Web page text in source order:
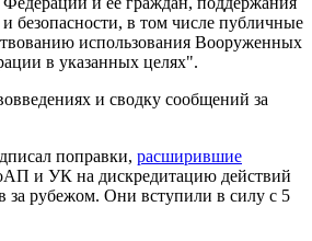
безопасности, в том числе публичные
использования Вооруженных
в указанных целях".
и сводку сообщений за
поправки, расширившие
и УК на дискредитацию действий
за рубежом. Они вступили в силу с 5